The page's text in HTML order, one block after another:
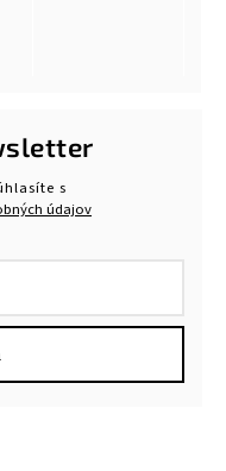
s
údajov